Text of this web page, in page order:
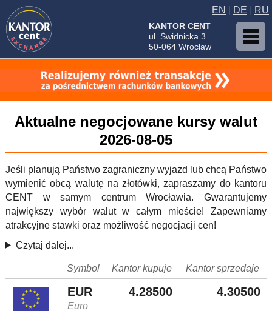
KANTOR CENT
ul. Świdnicka 3
50-064 Wrocław
EN DE RU
Aktualne negocjowane kursy walut
2026-08-05
Jeśli planują Państwo zagraniczny wyjazd lub chcą Państwo
wymienić obcą walutę na złotówki, zapraszamy do kantoru
CENT w samym centrum Wrocławia. Gwarantujemy
największy wybór walut w całym mieście! Zapewniamy
atrakcyjne stawki oraz możliwość negocjacji cen!
Czytaj dalej...
Symbol Kantor kupuje Kantor sprzedaje
EUR 4.28500 4.30500
Euro